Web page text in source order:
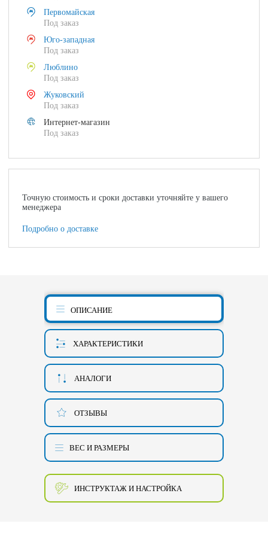
Первомайская
Под заказ
Юго-западная
Под заказ
Люблино
Под заказ
Жуковский
Под заказ
Интернет-магазин
Под заказ
Точную стоимость и сроки доставки уточняйте у вашего
менеджера
Подробно о доставке
ОПИСАНИЕ
ХАРАКТЕРИСТИКИ
АНАЛОГИ
ОТЗЫВЫ
ВЕС И РАЗМЕРЫ
ИНСТРУКТАЖ И НАСТРОЙКА